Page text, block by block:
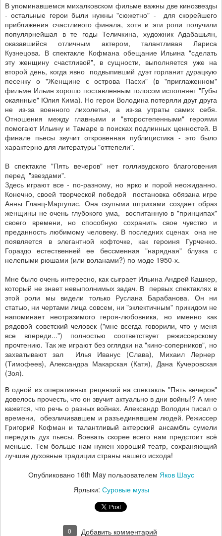
В упоминавшемся михалковском фильме важны две кинозвезды
- остальные герои были нужны "сюжетно" - для скорейшего
приближения счастливого финала, хотя и эти роли получили
популярнейшая в те годы Теличкина, художник Адабашьян,
оказавшийся отличным актером, талантливая Лариса
Кузнецова. В спектакле Кофмана обещание Ильина "сделать
эту женщину счастливой", в сущности, выполняется уже на
второй день, когда явно подвыпивший дуэт горланит дурацкую
песенку о "Женщине с острова Пасхи" (в "приглаженном"
фильме Ильин хорошо поставленным голосом исполняет "Губы
окаянные" Юлия Кима). Но герои Володина потеряли друг друга
не из-за военного лихолетья, а из-за утраты самих себя.
Отношения между главными и "второстепенными" героями
помогают Ильину и Тамаре в поисках подлинных ценностей. В
финале пьесы звучит откровенная публицистика - это было
характерно для литературы "оттепели".
В спектакле "Пять вечеров" нет голливудского благоговения
перед "звездами".
Здесь играют все - по-разному, но ярко и порой неожиданно.
Конечно, своей творческой победой постановка обязана игре
Анны Гланц-Маргулис. Она скупыми штрихами создает образ
женщины не очень глубокого ума, воспитанную в "принципах"
своего времени, но способную сохранить свое чувство и
преданность любимому человеку. В последних сценах она не
появляется в элегантной кофточке, как героиня Гурченко.
Гораздо естественней ее бессменная "нарядная" блузка с
нелепыми рюшами (или воланами?) по моде 1950-х.
Мне было очень интересно, как сыграет Ильина Андрей Кашкер,
который не знает невыполнимых задач. В первых спектаклях в
этой роли мы видели только Руслана Барабанова. Он ни
статью, ни чертами лица совсем, ни "эклектичным" прикидом не
напоминает неотразимого героя-любовника, но именно как
рядовой советский человек ("мне всегда говорили, что у меня
все впереди...") полностью соответствует режиссерскому
прочтению. Так же играют без оглядки на "кино-соперников", но
захватывают зал Илья Иванус (Слава), Михаил Лернер
(Тимофеев), Александра Макарская (Катя), Дана Кучеровская
(Зоя).
В одной из оперативных рецензий на спектакль "Пять вечеров"
довелось прочесть, что он звучит актуально в дни войны!? А мне
кажется, что речь о разных войнах. Александр Володин писал о
времени, обезличивавшем и разъединявшем людей. Режиссер
Григорий Кофман и талантливый актерский ансамбль сумели
передать дух пьесы. Воевать скорее всего нам предстоит всё
меньше. Тем больше нам нужен хороший театр, сохраняющий
лучшие духовные традиции страны нашего исхода!
Опубликовано 16th Mayпользователем Яков Шаус
Ярлыки: Суровые музы
0 Добавить комментарий